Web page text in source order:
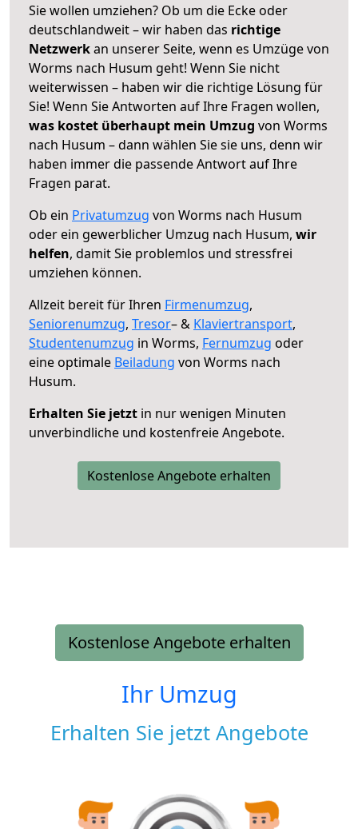
Sie wollen umziehen? Ob um die Ecke oder
deutschlandweit – wir haben das richtige
Netzwerkan unserer Seite, wenn es Umzüge von
Worms nach Husum geht! Wenn Sie nicht
weiterwissen – haben wir die richtige Lösung für
Sie! Wenn Sie Antworten auf Ihre Fragen wollen,
was kostet überhaupt mein Umzug von Worms
nach Husum – dann wählen Sie sie uns, denn wir
haben immer die passende Antwort auf Ihre
Fragen parat.
Ob ein Privatumzug von Worms nach Husum
oder ein gewerblicher Umzug nach Husum, wir
helfen, damit Sie problemlos und stressfrei
umziehen können.
Allzeit bereit für Ihren Firmenumzug,
Seniorenumzug, Tresor– & Klaviertransport,
Studentenumzug in Worms, Fernumzug oder
eine optimale Beiladung von Worms nach
Husum.
Erhalten Sie jetzt in nur wenigen Minuten
unverbindliche und kostenfreie Angebote.
Kostenlose Angebote erhalten
Kostenlose Angebote erhalten
Ihr Umzug
Erhalten Sie jetzt Angebote